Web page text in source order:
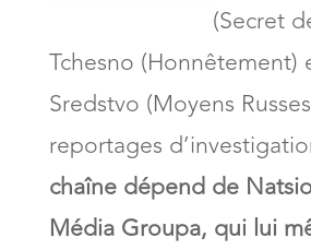
(Secret
Tchesno (Honnêtement)
Sredstvo (Moyens
reportages
chaîne dépend de
Média Groupa, qui lui